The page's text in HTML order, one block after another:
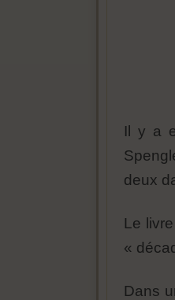
Il y a
deux
Le
«
Dans